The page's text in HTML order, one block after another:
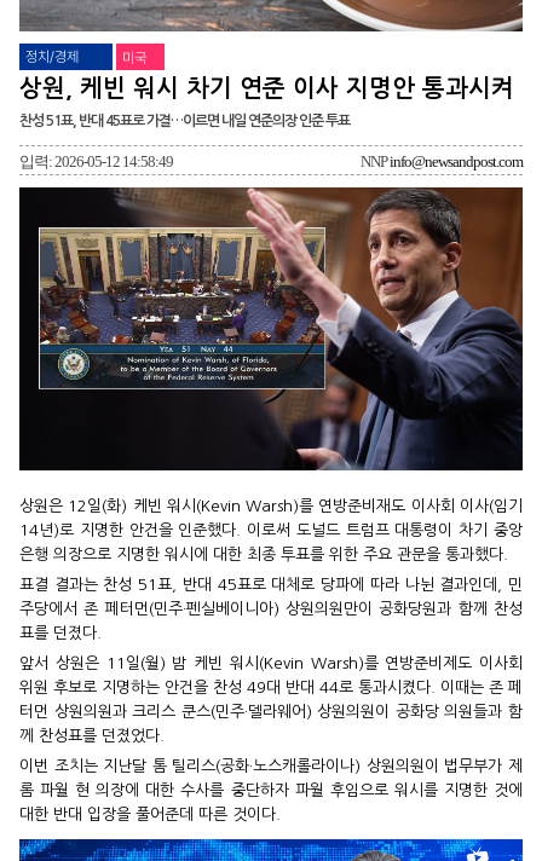
정치/경제 미국
상원, 케빈 워시 차기 연준 이사 지명안 통과시켜
찬성 51표, 반대 45표로 가결…이르면 내일 연준의장 인준 투표
입력: 2026-05-12 14:58:49 NNPinfo@newsandpost.com
상원은 12일(화) 케빈 워시(Kevin Warsh)를 연방준비재도 이사회 이사(임기
14년)로 지명한 안건을 인준했다. 이로써 도널드 트럼프 대통령이 차기 중앙
은행 의장으로 지명한 워시에 대한 최종 투표를 위한 주요 관문을 통과했다.
표결 결과는 찬성 51표, 반대 45표로 대체로 당파에 따라 나뉜 결과인데, 민
주당에서 존 페터먼(민주·펜실베이니아) 상원의원만이 공화당원과 함께 찬성
표를 던졌다.
앞서 상원은 11일(월) 밤 케빈 워시(Kevin Warsh)를 연방준비제도 이사회
위원 후보로 지명하는 안건을 찬성 49대 반대 44로 통과시켰다. 이때는 존 페
터먼 상원의원과 크리스 쿤스(민주·델라웨어) 상원의원이 공화당 의원들과 함
께 찬성표를 던졌었다.
이번 조치는 지난달 톰 틸리스(공화·노스캐롤라이나) 상원의원이 법무부가 제
롬 파월 현 의장에 대한 수사를 중단하자 파월 후임으로 워시를 지명한 것에
대한 반대 입장을 풀어준데 따른 것이다.